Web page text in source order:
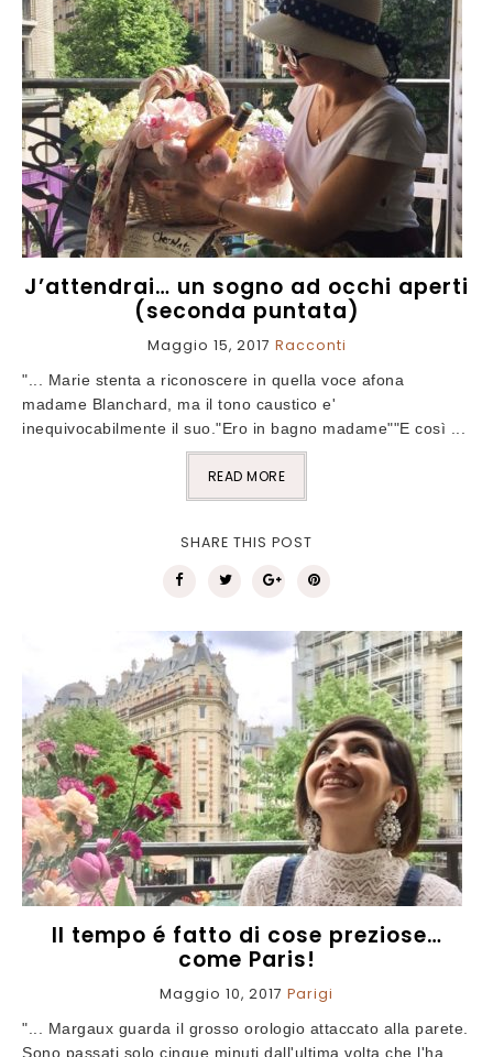
J’attendrai… un sogno ad occhi aperti
(seconda puntata)
Maggio 15, 2017 Racconti
"... Marie stenta a riconoscere in quella voce afona
madame Blanchard, ma il tono caustico e'
inequivocabilmente il suo."Ero in bagno madame""E così ...
READ MORE
SHARE THIS POST
Il tempo é fatto di cose preziose…
come Paris!
Maggio 10, 2017 Parigi
"... Margaux guarda il grosso orologio attaccato alla parete.
Sono passati solo cinque minuti dall'ultima volta che l'ha